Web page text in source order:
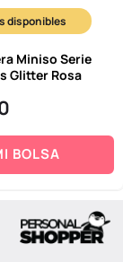
Miniso Serie
Glitter Rosa
BOLSA